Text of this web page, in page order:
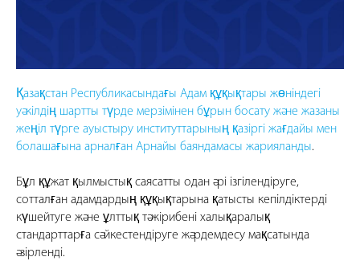
Қазақстан Республикасындағы Адам құқықтары жөніндегі
уәкілдің шартты түрде мерзімінен бұрын босату және жазаны
жеңіл түрге ауыстыру институттарының қазіргі жағдайы мен
болашағына арналған Арнайы баяндамасы жарияланды.
Бұл құжат қылмыстық саясатты одан әрі ізгілендіруге,
сотталған адамдардың құқықтарына қатысты кепілдіктерді
күшейтуге және ұлттық тәжірибені халықаралық
стандарттарға сәйкестендіруге жәрдемдесу мақсатында
әзірленді.